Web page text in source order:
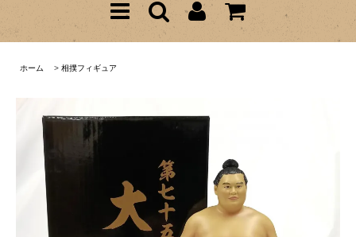
ホーム > 相撲フィギュア